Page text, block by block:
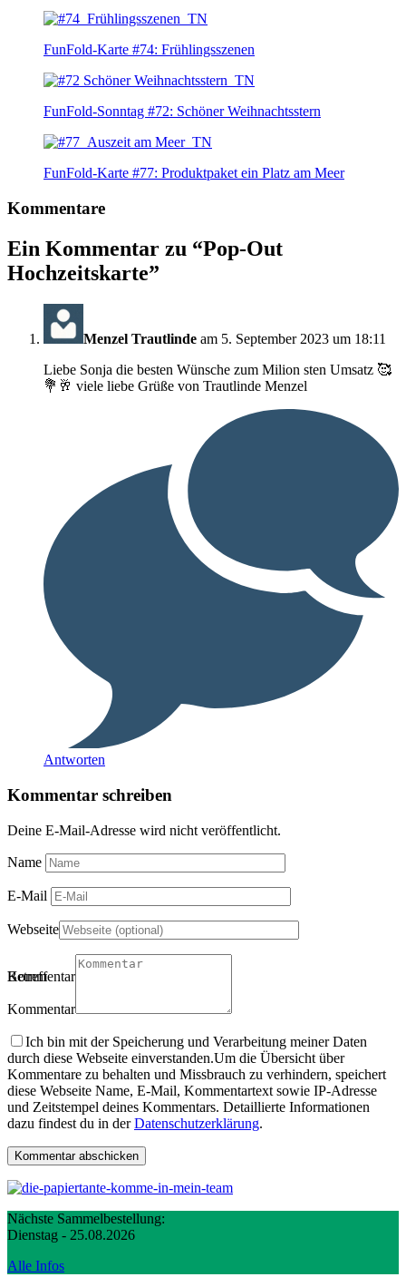
FunFold-Karte #74: Frühlingsszenen
FunFold-Sonntag #72: Schöner Weihnachtsstern
FunFold-Karte #77: Produktpaket ein Platz am Meer
Kommentare
Ein Kommentar zu “Pop-Out
Hochzeitskarte”
Menzel Trautlinde am 5. September 2023 um 18:11
Liebe Sonja die besten Wünsche zum Milion sten Umsatz 🥰
💐🥂 viele liebe Grüße von Trautlinde Menzel
Antworten
Kommentar schreiben
Deine E-Mail-Adresse wird nicht veröffentlicht.
Name
E-Mail
Webseite
Betreff
Kommentartitel
Kommentar
Ich bin mit der Speicherung und Verarbeitung meiner Daten
durch diese Webseite einverstanden.Um die Übersicht über
Kommentare zu behalten und Missbrauch zu verhindern, speichert
diese Webseite Name, E-Mail, Kommentartext sowie IP-Adresse
und Zeitstempel deines Kommentars. Detaillierte Informationen
dazu findest du in derDatenschutzerklärung.
Nächste Sammelbestellung:
Dienstag - 25.08.2026
Alle Infos